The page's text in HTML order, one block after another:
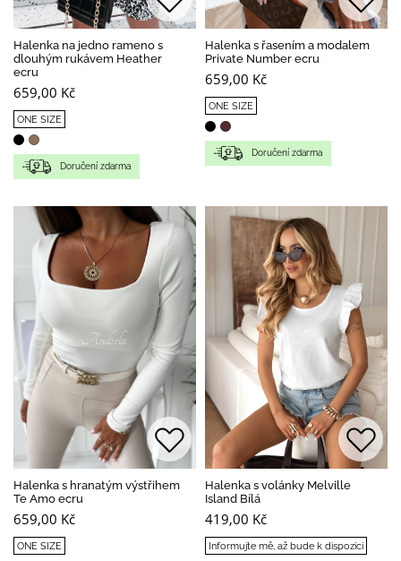
Halenka na jedno rameno s
dlouhým rukávem Heather
ecru
659,00 Kč
ONE SIZE
Doručení zdarma
Halenka s řasením a modalem
Private Number ecru
659,00 Kč
ONE SIZE
Doručení zdarma
Halenka s hranatým výstřihem
Te Amo ecru
659,00 Kč
ONE SIZE
Halenka s volánky Melville
Island Bílá
419,00 Kč
Informujte mě, až bude k dispozici